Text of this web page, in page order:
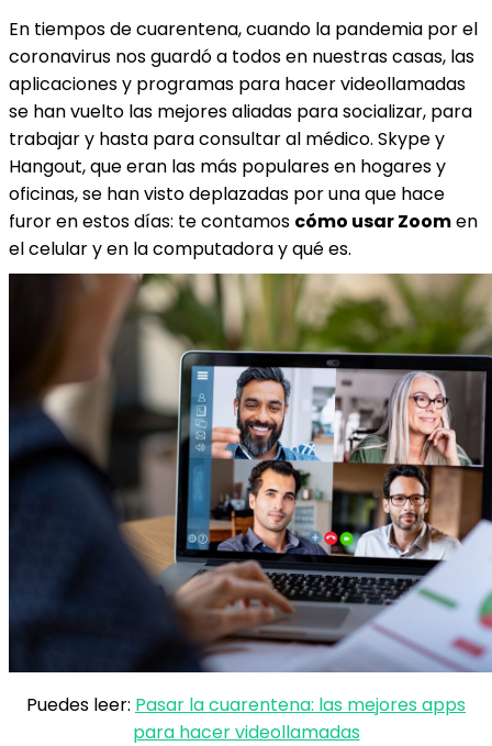
En tiempos de cuarentena, cuando la pandemia por el
coronavirus nos guardó a todos en nuestras casas, las
aplicaciones y programas para hacer videollamadas
se han vuelto las mejores aliadas para socializar, para
trabajar y hasta para consultar al médico. Skype y
Hangout, que eran las más populares en hogares y
oficinas, se han visto deplazadas por una que hace
furor en estos días: te contamos cómo usar Zoomen
el celular y en la computadora y qué es.
Puedes leer: Pasar la cuarentena: las mejores apps
para hacer videollamadas